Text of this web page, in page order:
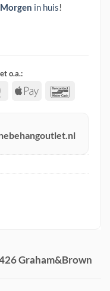
Morgen in huis!
o.a.:
MasterCard
Apple
Graham&Brown